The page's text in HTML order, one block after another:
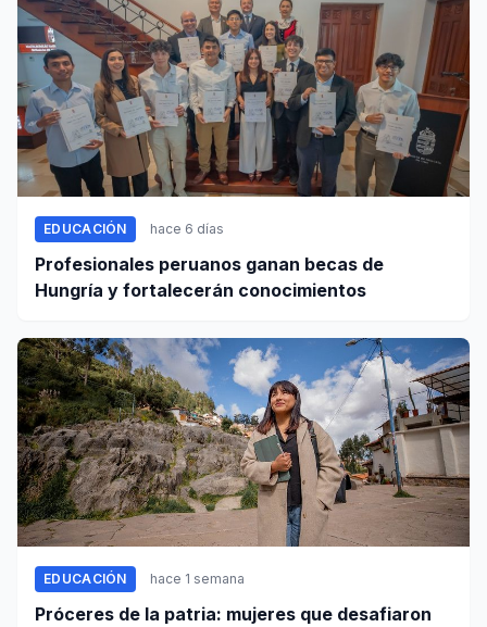
EDUCACIÓN hace 6 días
Profesionales peruanos ganan becas de
Hungría y fortalecerán conocimientos
EDUCACIÓN hace 1 semana
Próceres de la patria: mujeres que desafiaron